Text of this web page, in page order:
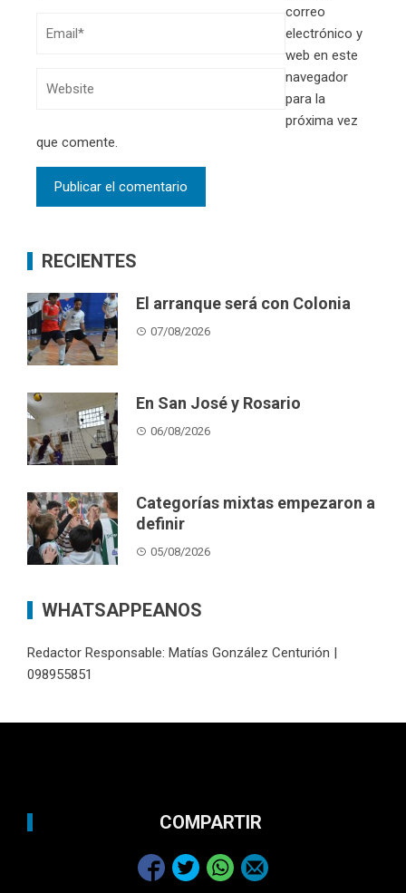
correo
electrónico y
web en este
navegador
para la
próxima vez
que comente.
RECIENTES
El arranque será con Colonia
07/08/2026
En San José y Rosario
06/08/2026
Categorías mixtas empezaron a
definir
05/08/2026
WHATSAPPEANOS
Redactor Responsable: Matías González Centurión |
098955851
COMPARTIR